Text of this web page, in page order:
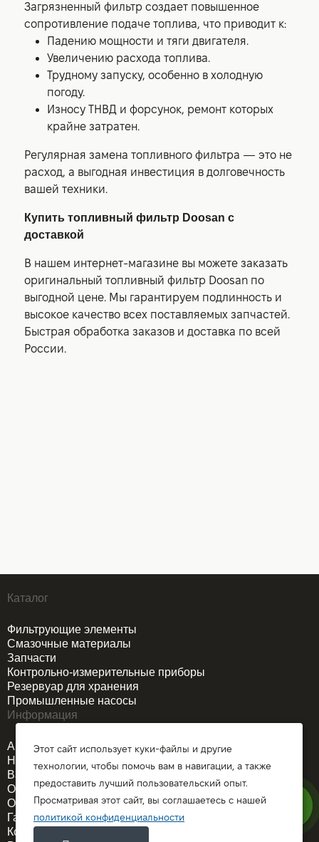
Загрязненный фильтр создает повышенное
сопротивление подаче топлива, что приводит к:
Падению мощности и тяги двигателя.
Увеличению расхода топлива.
Трудному запуску, особенно в холодную
погоду.
Износу ТНВД и форсунок, ремонт которых
крайне затратен.
Регулярная замена топливного фильтра — это не
расход, а выгодная инвестиция в долговечность
вашей техники.
Купить топливный фильтр Doosan с
доставкой
В нашем интернет-магазине вы можете заказать
оригинальный топливный фильтр Doosan по
выгодной цене. Мы гарантируем подлинность и
высокое качество всех поставляемых запчастей.
Быстрая обработка заказов и доставка по всей
России.
Каталог
Фильтрующие элементы
Смазочные материалы
Запчасти
Контрольно-измерительные приборы
Резервуар для хранения
Промышленные насосы
Информация
Акции
Новости
Вакансии
О компании
Оплата и доставка
Гарантия
Контакты
Этот сайт использует куки-файлы и другие
технологии, чтобы помочь вам в навигации, а также
предоставить лучший пользовательский опыт.
Просматривая этот сайт, вы соглашаетесь с нашей
политикой конфиденциальности